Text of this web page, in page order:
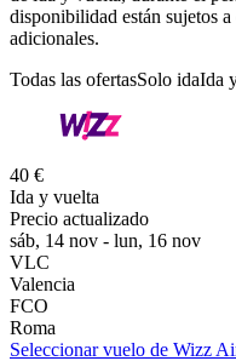
disponibilidad están sujetos
adicionales.
Todas las ofertasSolo idaIda
40 €
Ida y vuelta
Precio actualizado
sáb, 14 nov - lun, 16 nov
VLC
Valencia
FCO
Roma
Seleccionar vuelo de Wizz